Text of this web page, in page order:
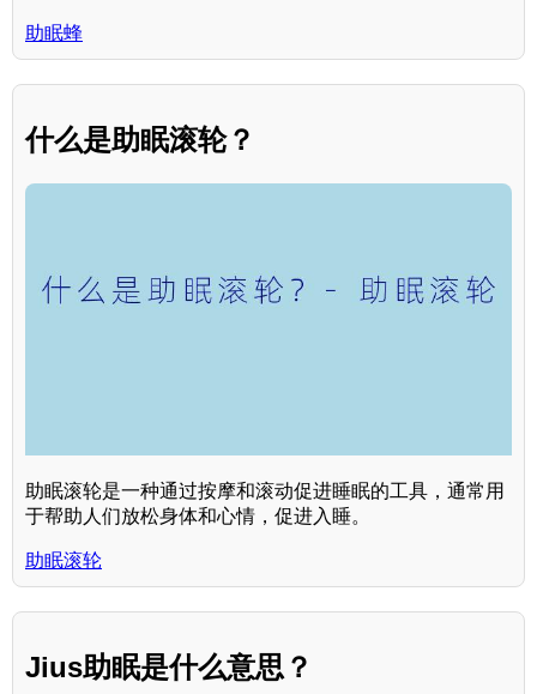
助眠蜂
什么是助眠滚轮？
助眠滚轮是一种通过按摩和滚动促进睡眠的工具，通常用
于帮助人们放松身体和心情，促进入睡。
助眠滚轮
Jius助眠是什么意思？